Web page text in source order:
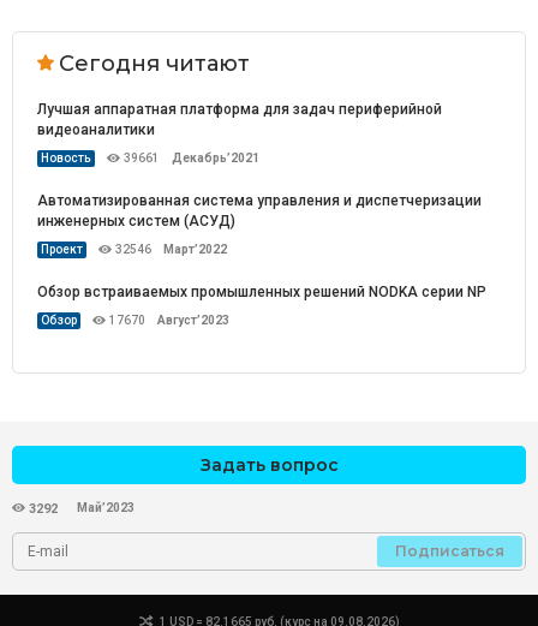
Сегодня читают
Лучшая аппаратная платформа для задач периферийной
видеоаналитики
Новость 39661 Декабрь’2021
Автоматизированная система управления и диспетчеризации
инженерных систем (АСУД)
Проект 32546 Март’2022
Обзор встраиваемых промышленных решений NODKA серии NP
Обзор 17670 Август’2023
Задать вопрос
3292 Май’2023
Подписаться
1 USD = 82.1665 руб. (курс на 09.08.2026)